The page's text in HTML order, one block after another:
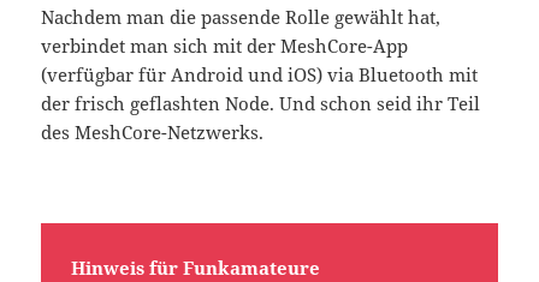
Nachdem man die passende Rolle gewählt hat,
verbindet man sich mit der MeshCore-App
(verfügbar für Android und iOS) via Bluetooth mit
der frisch geflashten Node. Und schon seid ihr Teil
des MeshCore-Netzwerks.
Hinweis für Funkamateure